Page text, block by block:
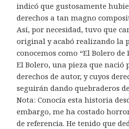
indicó que gustosamente
derechos a tan magno
Así, por necesidad, tuvo que
original y acabó realizando la
conocemos como “El Bolero de
El Bolero, una pieza que nació
derechos de autor, y cuyos
seguirán dando quebraderos
Nota: Conocía esta historia
embargo, me ha costado
de referencia. He tenido que